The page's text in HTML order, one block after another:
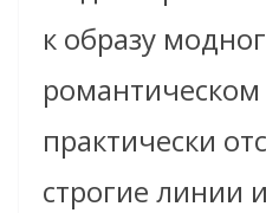
к образу
романтическом
практически
строгие линии